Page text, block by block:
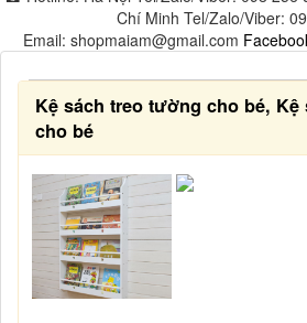
Chí Minh Tel/Zalo/Viber:
Email: shopmaiam@gmail.com
Kệ sách treo tường cho bé,
cho bé